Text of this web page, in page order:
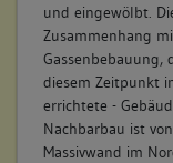
und eingewölbt.
Zusammenhang
Gassenbebauung,
diesem Zeitpunkt
errichtete -
Nachbarbau ist
Massivwand im